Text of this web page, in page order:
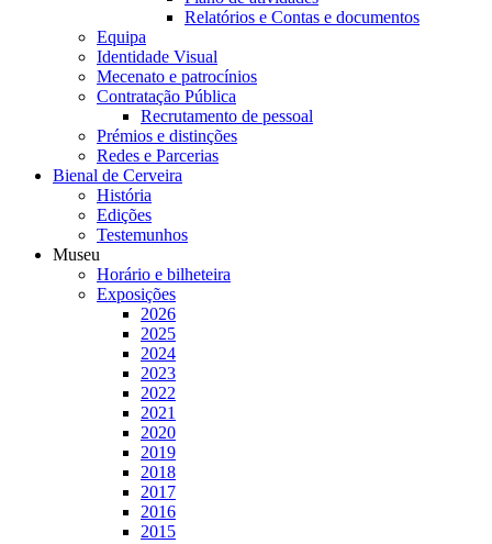
Relatórios e Contas e documentos
Equipa
Identidade Visual
Mecenato e patrocínios
Contratação Pública
Recrutamento de pessoal
Prémios e distinções
Redes e Parcerias
Bienal de Cerveira
História
Edições
Testemunhos
Museu
Horário e bilheteira
Exposições
2026
2025
2024
2023
2022
2021
2020
2019
2018
2017
2016
2015